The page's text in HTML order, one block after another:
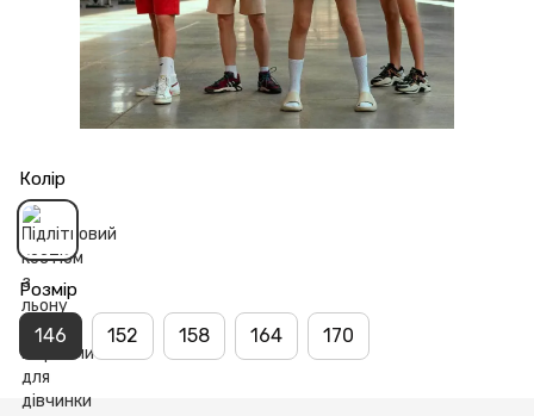
Колір
Розмір
146 152 158 164 170